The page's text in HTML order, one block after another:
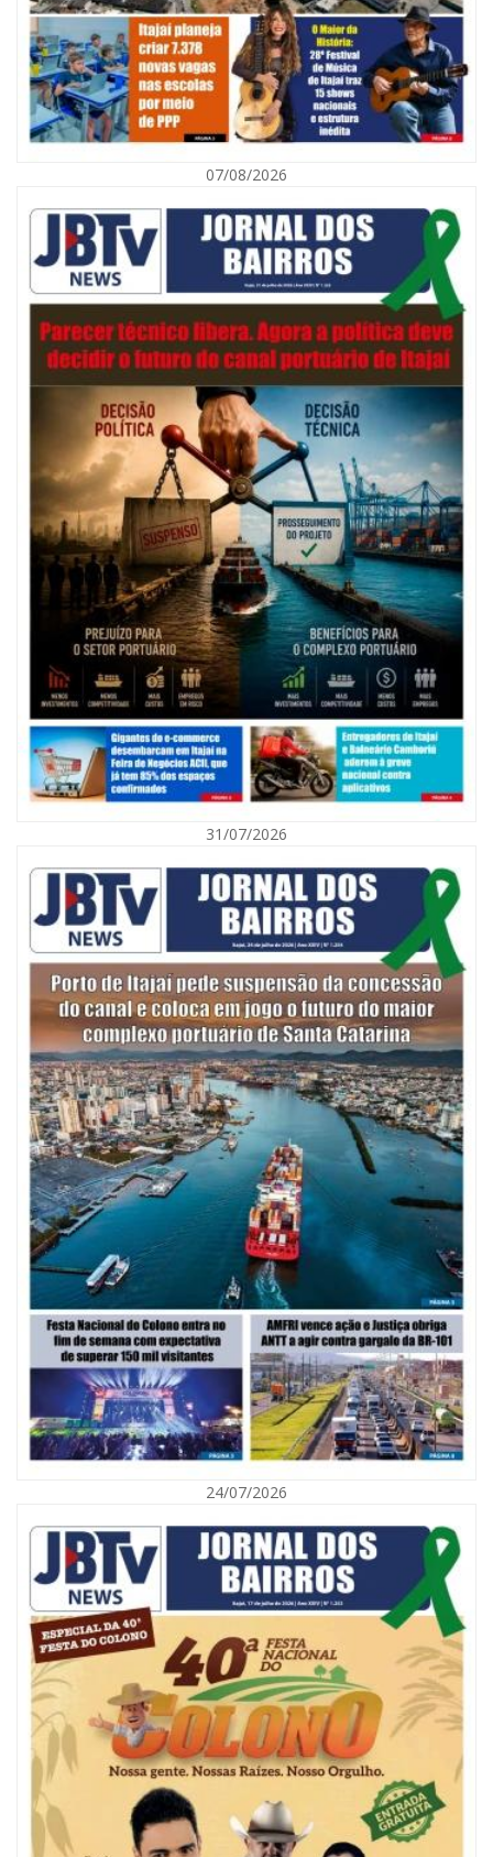
Município de Itajaí entrega títulos de propriedade a famílias da Itaipava
pelo Programa Lar Legal
CULTURA
09/08/2026 | 07:00
Exposição revela a jornada de um pai diante da transição da filha em
BALNEÁRIO CAMBORIÚ
09/08/2026 | 07:00
Mostra Literária ocorrerá no Teatro Bruno Nitz dia 15 de agosto
GERAL
07/08/2026
31/07/2026
24/07/2026